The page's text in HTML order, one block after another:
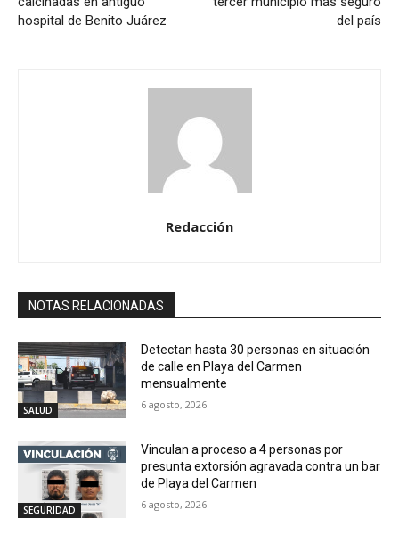
hospital de Benito Juárez
del país
Redacción
NOTAS RELACIONADAS
SALUD
Detectan hasta 30 personas en situación
de calle en Playa del Carmen
mensualmente
6 agosto, 2026
SEGURIDAD
Vinculan a proceso a 4 personas por
presunta extorsión agravada contra un bar
de Playa del Carmen
6 agosto, 2026